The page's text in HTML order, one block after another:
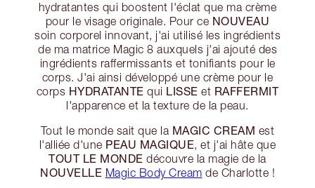
hydratantes qui boostent l'éclat que ma crème
pour le visage originale. Pour ce NOUVEAU
soin corporel innovant, j'ai utilisé les ingrédients
de ma matrice Magic 8 auxquels j'ai ajouté des
ingrédients raffermissants et tonifiants pour le
corps. J'ai ainsi développé une crème pour le
corps HYDRATANTE qui LISSE et RAFFERMIT
l'apparence et la texture de la peau.
Tout le monde sait que la MAGIC CREAM est
l'alliée d'une PEAU MAGIQUE, et j'ai hâte que
TOUT LE MONDE découvre la magie de la
NOUVELLE Magic Body Cream de Charlotte !